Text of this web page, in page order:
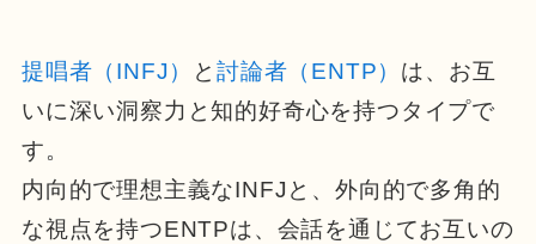
提唱者（INFJ） と 討論者（ENTP） は、お互
いに深い洞察力と知的好奇心を持つタイプで
す。
内向的で理想主義なINFJと、外向的で多角的
な視点を持つENTPは、会話を通じてお互いの